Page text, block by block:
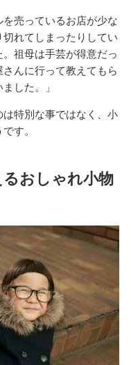
を売っているお店が少な
れてしまったりしてい
祖母は手芸が得意だっ
んに行って教えてもら
した。」
特別な事ではなく、小
す。
おしゃれ小物